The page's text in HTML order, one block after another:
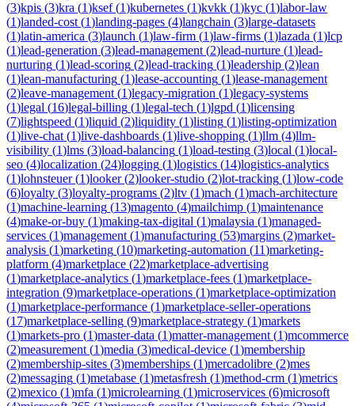
(3)kpis (3)kra (1)ksef(1)kubernetes (1)kvkk (1)kyc (1)labor-law
(1)landed-cost (1)landing-pages (4)langchain (3)large-datasets
(1)latin-america (3)launch (1)law-firm (1)law-firms (1)lazada (1)lcp
(1)lead-generation (3)lead-management (2)lead-nurture (1)lead-
nurturing (1)lead-scoring (2)lead-tracking (1)leadership (2)lean
(1)lean-manufacturing (1)lease-accounting (1)lease-management
(2)leave-management (1)legacy-migration (1)legacy-systems
(1)legal (16)legal-billing (1)legal-tech (1)lgpd (1)licensing
(7)lightspeed (1)liquid (2)liquidity (1)listing (1)listing-optimization
(1)live-chat (1)live-dashboards (1)live-shopping (1)llm (4)llm-
visibility (1)lms (3)load-balancing (1)load-testing (3)local (1)local-
seo (4)localization (24)logging (1)logistics (14)logistics-analytics
(1)lohnsteuer(1)looker(2)looker-studio (2)lot-tracking (1)low-code
(6)loyalty (3)loyalty-programs (2)ltv (1)mach (1)mach-architecture
(1)machine-learning (13)magento (4)mailchimp (1)maintenance
(4)make-or-buy (1)making-tax-digital (1)malaysia (1)managed-
services (1)management (1)manufacturing (53)margins (2)market-
analysis (1)marketing (10)marketing-automation (11)marketing-
platform (4)marketplace (22)marketplace-advertising
(1)marketplace-analytics (1)marketplace-fees (1)marketplace-
integration (9)marketplace-operations (1)marketplace-optimization
(1)marketplace-performance (1)marketplace-seller-operations
(17)marketplace-selling (9)marketplace-strategy (1)markets
(1)markets-pro (1)master-data (1)matter-management (1)mcommerce
(2)measurement (1)media (3)medical-device (1)membership
(2)membership-sites (3)memberships (1)mercadolibre (2)mes
(2)messaging (1)metabase (1)metasfresh (1)method-crm (1)metrics
(2)mexico (1)mfa (1)microlearning (1)microservices (6)microsoft